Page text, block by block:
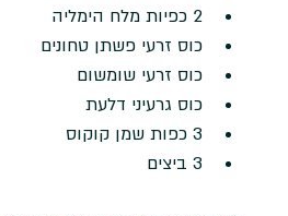
2 כפיות מלח הימליה
כוס זרעי פשתן טחונים
כוס זרעי שומשום
כוס גרעיני דלעת
3 כפות שמן קוקוס
3 ביצים